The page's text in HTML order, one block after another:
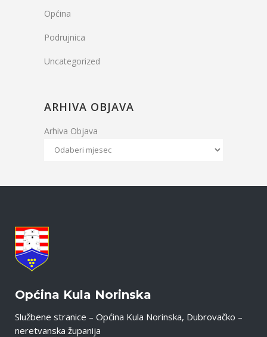
Općina
Podrujnica
Uncategorized
ARHIVA OBJAVA
Arhiva Objava
Općina Kula Norinska
Službene stranice – Općina Kula Norinska, Dubrovačko –
neretvanska županija